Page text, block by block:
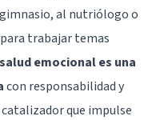
al nutriólogo o
trabajar temas
emocional es una
con responsabilidad y
que impulse